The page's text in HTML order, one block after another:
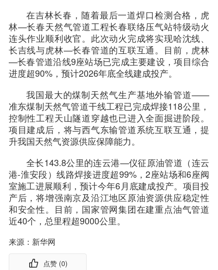
在吉林长春，随着最后一道焊口检测合格，虎
林—长春天然气管道工程长春联络压气站特级动火
连头作业顺利收官。此次动火完成将实现哈沈线、
长吉线与虎林—长春管道的互联互通。目前，虎林
—长春管道沿线9座站场已完成主要建设，项目综合
进度超90%，预计2026年底全线建成投产。
我国最大的煤制天然气生产基地外输管道——
准东煤制天然气管道干线工程已完成焊接118公里，
控制性工程天山隧道穿越也已进入全面掘进阶段。
项目建成后，将与西气东输管道系统互联互通，提
升我国天然气资源供应保障能力。
全长143.8公里的连云港—仪征原油管道（连云
港-淮安段）线路焊接进度超99%，2座站场和6座阀
室施工进展顺利，预计今年6月底建成投产。项目投
产后，将增强南京及沿江地区原油资源供应稳定性
和安全性。目前，国家管网集团在建重点油气管道
近40个，总里程超9000公里。
来源：新华网
点赞 (0)